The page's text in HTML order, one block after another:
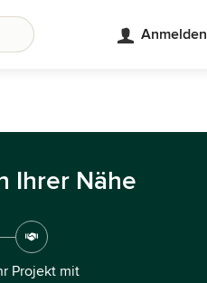
Anmelden
Ihrer Nähe
Projekt mit